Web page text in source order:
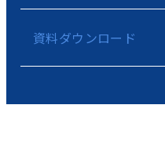
資料ダウンロード